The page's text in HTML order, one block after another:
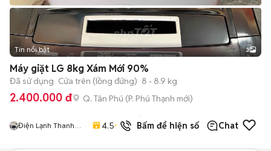
Tin nổi bật 3
Máy giặt LG 8kg Xám Mới 90%
Đã sử dụng Cửa trên (lồng đứng) 8 - 8.9 kg
2.400.000 đ Q. Tân Phú (P. Phú Thạnh mới)
Điện Lạnh Thanh
4.5
173
đã
bán
Bấm để hiện số Chat